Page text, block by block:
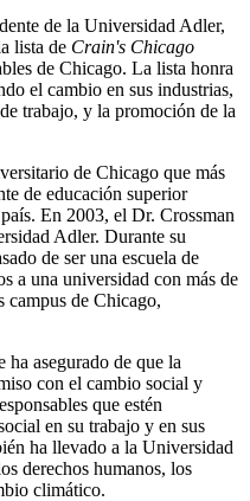
de la Universidad Adler,
lista de Crain's Chicago
de Chicago. La lista honra
el cambio en sus industrias,
trabajo, y la promoción de la
de Chicago que más
de educación superior
En 2003, el Dr. Crossman
Adler. Durante su
de ser una escuela de
a una universidad con más de
campus de Chicago,
ha asegurado de que la
con el cambio social y
que estén
en su trabajo y en sus
ha llevado a la Universidad
derechos humanos, los
climático.